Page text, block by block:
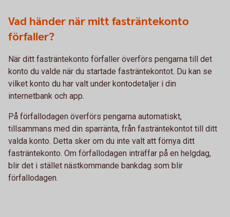
Vad händer när mitt fasträntekonto
förfaller?
När ditt fasträntekonto förfaller överförs pengarna till det
konto du valde när du startade fasträntekontot. Du kan se
vilket konto du har valt under kontodetaljer i din
internetbank och app.
På förfallodagen överförs pengarna automatiskt,
tillsammans med din sparränta, från fasträntekontot till ditt
valda konto. Detta sker om du inte valt att förnya ditt
fasträntekonto. Om förfallodagen inträffar på en helgdag,
blir det i stället nästkommande bankdag som blir
förfallodagen.